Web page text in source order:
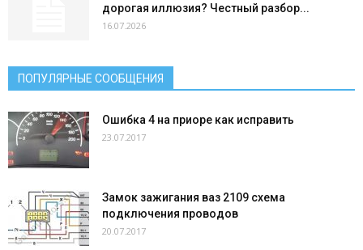
дорогая иллюзия? Честный разбор...
16.07.2026
ПОПУЛЯРНЫЕ СООБЩЕНИЯ
Ошибка 4 на приоре как исправить
23.07.2017
Замок зажигания ваз 2109 схема
подключения проводов
20.07.2017